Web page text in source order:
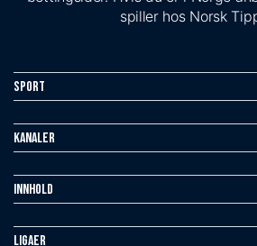
spiller hos Norsk
Sport
Kanaler
Innhold
Ligaer